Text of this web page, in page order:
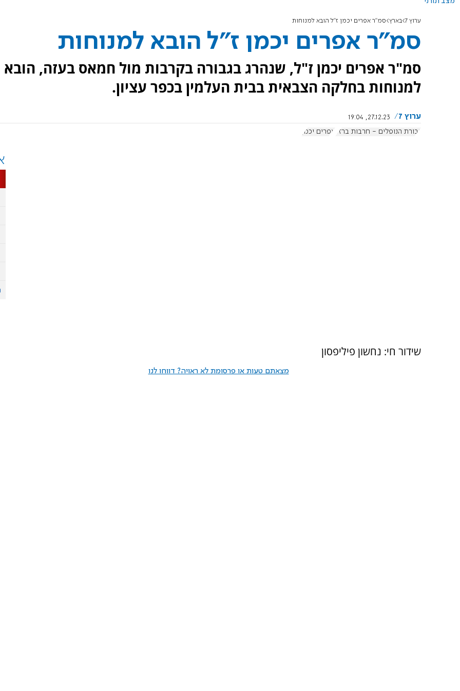
ערוץ 7 בארץ סמ"ר אפרים יכמן ז"ל הובא למנוחות
סמ"ר אפרים יכמן ז"ל הובא למנוחות
סמ"ר אפרים יכמן ז"ל, שנהרג בגבורה בקרבות מול חמאס בעזה, הובא
למנוחות בחלקה הצבאית בבית העלמין בכפר עציון.
ערוץ 7
27.12.23, 19:04
גבורת הנופלים - חרבות ברזל
אפרים יכמן
שידור חי: נחשון פיליפסון
מצאתם טעות או פרסומת לא ראויה? דווחו לנו